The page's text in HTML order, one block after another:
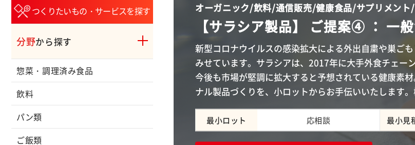
つくりたいもの・サービスを探す
分野から探す
惣菜・調理済み食品
飲料
パン類
ご飯類
オーガニック/飲料/通信販売/健康食品/サプリメント
【サラシア製品】 ご提案④ ： 一
新型コロナウイルスの感染拡大による外出自粛や巣ご
みせています。サラシアは、2017年に大手外食チェー
今後も市場が堅調に拡大すると予想されている健康素
ナル製品づくりを、小ロットからお手伝いいたします
最小ロット 応相談 最小見